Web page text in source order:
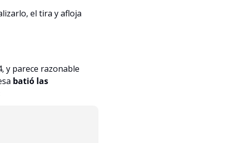
el tira y afloja
y parece razonable
batió las